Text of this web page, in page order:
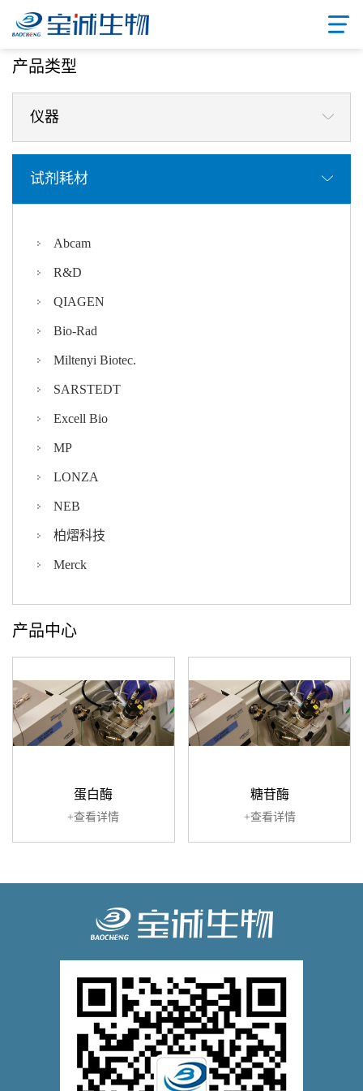
首页/ 产品中心
产品类型
仪器
试剂耗材
Abcam
R&D
QIAGEN
Bio-Rad
Miltenyi Biotec.
SARSTEDT
Excell Bio
MP
LONZA
NEB
柏熠科技
Merck
产品中心
蛋白酶
+查看详情
糖苷酶
+查看详情